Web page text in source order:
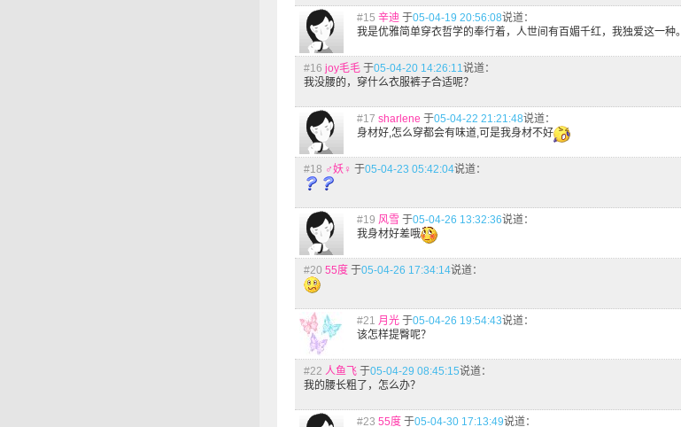
#15 辛迪 于05-04-19 20:56:08说道：
我是优雅简单穿衣哲学的奉行着，人世间有百媚千红，我独爱这一种。
#16 joy毛毛 于05-04-20 14:26:11说道：
我没腰的，穿什么衣服裤子合适呢？
#17 sharlene 于05-04-22 21:21:48说道：
身材好,怎么穿都会有味道,可是我身材不好
#18 ♂妖♀ 于05-04-23 05:42:04说道：
#19 风雪 于05-04-26 13:32:36说道：
我身材好差哦
#20 55度 于05-04-26 17:34:14说道：
#21 月光 于05-04-26 19:54:43说道：
该怎样提臀呢？
#22 人鱼飞 于05-04-29 08:45:15说道：
我的腰长粗了，怎么办？
#23 55度 于05-04-30 17:13:49说道：